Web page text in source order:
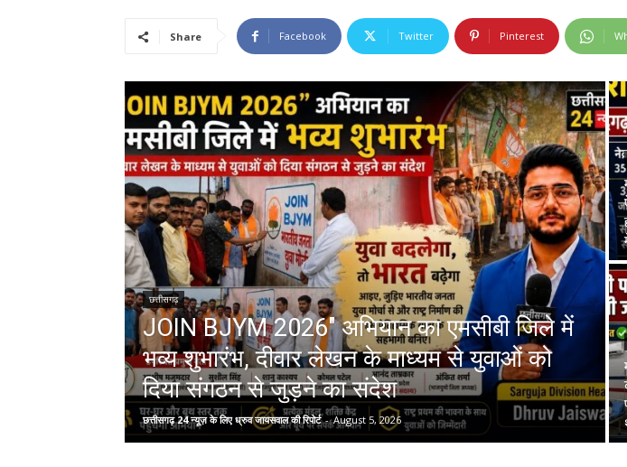
Share Facebook Twitter Pinterest
छत्तीसगढ़
JOIN BJYM 2026″ अभियान का एमसीबी जिले में
भव्य शुभारंभ, दीवार लेखन के माध्यम से युवाओं को
दिया संगठन से जुड़ने का संदेश
छत्तीसगढ़ 24 न्यूज़ के लिए ध्रुव जायसवाल की रिपोर्ट - August 5, 2026